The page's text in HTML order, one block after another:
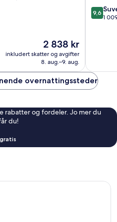
Prisen
er
2 838 kr
2 838 kr
inkludert skatter og avgifter
8. aug.–9. aug.
9.6
av
9,6
1
overnattingssteder
rabatter og fordeler. Jo mer du
du!